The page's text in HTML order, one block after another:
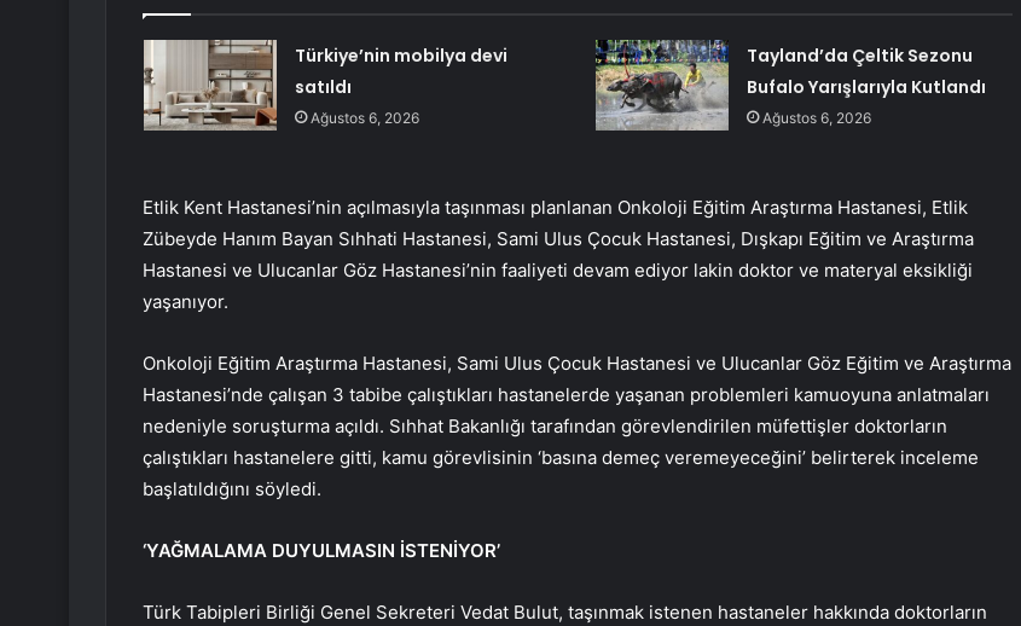
Türkiye’nin mobilya devi
satıldı
Ağustos 6, 2026
Tayland’da Çeltik Sezonu
Bufalo Yarışlarıyla Kutlandı
Ağustos 6, 2026
Etlik Kent Hastanesi’nin açılmasıyla taşınması planlanan Onkoloji Eğitim Araştırma Hastanesi, Etlik
Zübeyde Hanım Bayan Sıhhati Hastanesi, Sami Ulus Çocuk Hastanesi, Dışkapı Eğitim ve Araştırma
Hastanesi ve Ulucanlar Göz Hastanesi’nin faaliyeti devam ediyor lakin doktor ve materyal eksikliği
yaşanıyor.
Onkoloji Eğitim Araştırma Hastanesi, Sami Ulus Çocuk Hastanesi ve Ulucanlar Göz Eğitim ve Araştırma
Hastanesi’nde çalışan 3 tabibe çalıştıkları hastanelerde yaşanan problemleri kamuoyuna anlatmaları
nedeniyle soruşturma açıldı. Sıhhat Bakanlığı tarafından görevlendirilen müfettişler doktorların
çalıştıkları hastanelere gitti, kamu görevlisinin ‘basına demeç veremeyeceğini’ belirterek inceleme
başlatıldığını söyledi.
‘YAĞMALAMA DUYULMASIN İSTENİYOR’
Türk Tabipleri Birliği Genel Sekreteri Vedat Bulut, taşınmak istenen hastaneler hakkında doktorların